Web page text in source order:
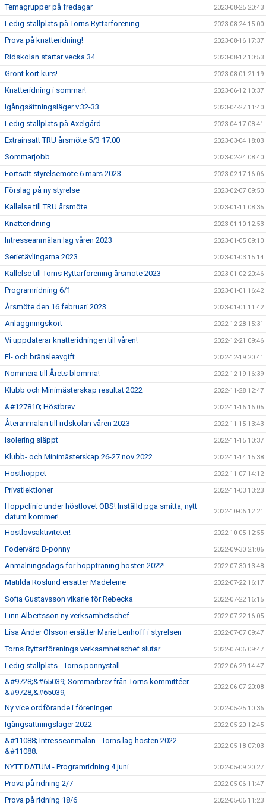
Temagrupper på fredagar 2023-08-25 20:43
Ledig stallplats på Torns Ryttarförening 2023-08-24 15:00
Prova på knatteridning! 2023-08-16 17:37
Ridskolan startar vecka 34 2023-08-12 10:53
Grönt kort kurs! 2023-08-01 21:19
Knatteridning i sommar! 2023-06-12 10:37
Igångsättningsläger v.32-33 2023-04-27 11:40
Ledig stallplats på Axelgård 2023-04-17 08:41
Extrainsatt TRU årsmöte 5/3 17.00 2023-03-04 18:03
Sommarjobb 2023-02-24 08:40
Fortsatt styrelsemöte 6 mars 2023 2023-02-17 16:06
Förslag på ny styrelse 2023-02-07 09:50
Kallelse till TRU årsmöte 2023-01-11 08:35
Knatteridning 2023-01-10 12:53
Intresseanmälan lag våren 2023 2023-01-05 09:10
Serietävlingarna 2023 2023-01-03 15:14
Kallelse till Torns Ryttarförening årsmöte 2023 2023-01-02 20:46
Programridning 6/1 2023-01-01 16:42
Årsmöte den 16 februari 2023 2023-01-01 11:42
Anläggningskort 2022-12-28 15:31
Vi uppdaterar knatteridningen till våren! 2022-12-21 09:46
El- och bränsleavgift 2022-12-19 20:41
Nominera till Årets blomma! 2022-12-19 16:39
Klubb och Minimästerskap resultat 2022 2022-11-28 12:47
&#127810; Höstbrev 2022-11-16 16:05
Återanmälan till ridskolan våren 2023 2022-11-15 13:43
Isolering släppt 2022-11-15 10:37
Klubb- och Minimästerskap 26-27 nov 2022 2022-11-14 15:38
Hösthoppet 2022-11-07 14:12
Privatlektioner 2022-11-03 13:23
Hoppclinic under höstlovet OBS! Inställd pga smitta, nytt
datum kommer!
2022-10-06 12:21
Höstlovsaktiviteter! 2022-10-05 12:55
Fodervärd B-ponny 2022-09-30 21:06
Anmälningsdags för hoppträning hösten 2022! 2022-07-30 13:48
Matilda Roslund ersätter Madeleine 2022-07-22 16:17
Sofia Gustavsson vikarie för Rebecka 2022-07-22 16:15
Linn Albertsson ny verksamhetschef 2022-07-22 16:05
Lisa Ander Olsson ersätter Marie Lenhoff i styrelsen 2022-07-07 09:47
Torns Ryttarförenings verksamhetschef slutar 2022-07-06 09:47
Ledig stallplats - Torns ponnystall 2022-06-29 14:47
&#9728;&#65039; Sommarbrev från Torns kommittéer
&#9728;&#65039;
2022-06-07 20:08
Ny vice ordförande i föreningen 2022-05-25 10:36
Igångsättningsläger 2022 2022-05-20 12:45
&#11088; Intresseanmälan - Torns lag hösten 2022
&#11088;
2022-05-18 07:03
NYTT DATUM - Programridning 4 juni 2022-05-09 20:27
Prova på ridning 2/7 2022-05-06 11:47
Prova på ridning 18/6 2022-05-06 11:23